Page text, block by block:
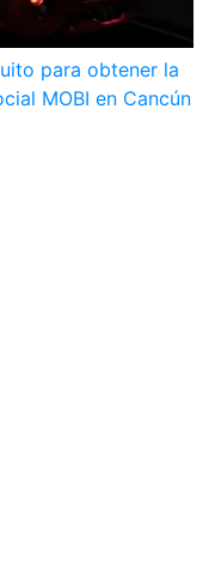
para obtener la
MOBI en Cancún